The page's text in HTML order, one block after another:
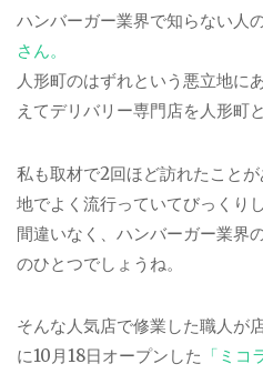
ハンバーガー業界で知らない人
さん。
人形町のはずれという悪立地に
えてデリバリー専門店を人形町
私も取材で2回ほど訪れたこと
地でよく流行っていてびっくりし
間違いなく、ハンバーガー業界
のひとつでしょうね。
そんな人気店で修業した職人が
に10月18日オープンした 「ミコ